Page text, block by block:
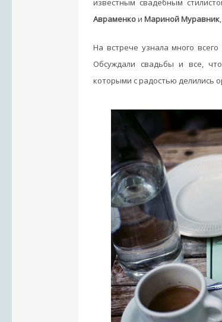
известным свадебным
Авраменкои Мариной Муравник
На встрече узнала много
Обсуждали свадьбы и все,
которыми с радостью делились